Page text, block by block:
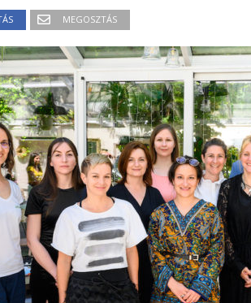
MEGOSZTÁS